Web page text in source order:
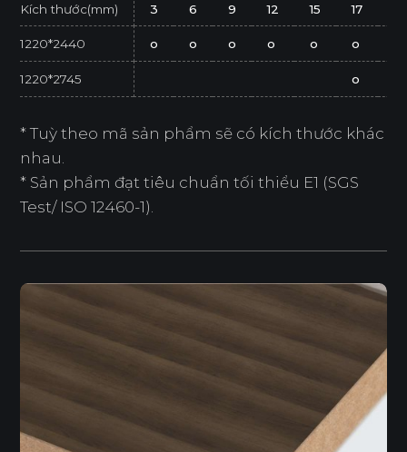
Kích thước(mm) 3 6 9 12 15 17
1220*2440 o o o o o o
1220*2745 o
* Tuỳ theo mã sản phẩm sẽ có kích thước khác
nhau.
* Sản phẩm đạt tiêu chuẩn tối thiểu E1 (SGS
Test/ ISO 12460-1).